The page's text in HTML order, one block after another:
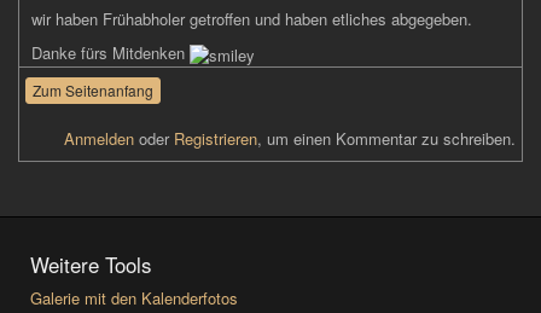
wir haben Frühabholer getroffen und haben etliches abgegeben.
Danke fürs Mitdenken
Zum Seitenanfang
Anmelden oder Registrieren, um einen Kommentar zu schreiben.
Weitere Tools
Galerie mit den Kalenderfotos